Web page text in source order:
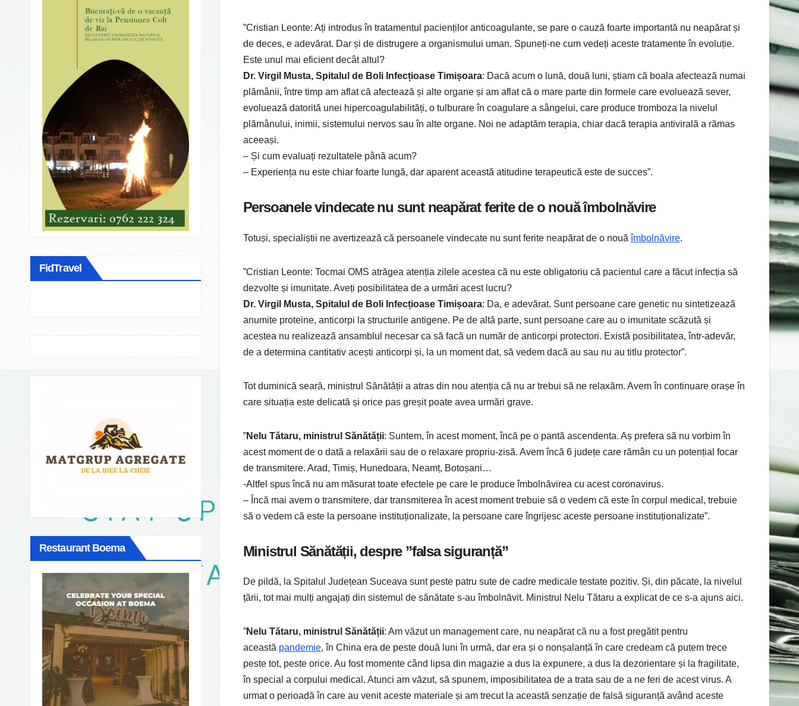
FidTravel
Restaurant Boema
”Cristian Leonte: Ați introdus în tratamentul pacienților anticoagulante, se pare o cauză foarte importantă nu neapărat și
de deces, e adevărat. Dar și de distrugere a organismului uman. Spuneți-ne cum vedeți aceste tratamente în evoluție.
Este unul mai eficient decât altul?
Dr. Virgil Musta, Spitalul de Boli Infecțioase Timișoara: Dacă acum o lună, două luni, știam că boala afectează numai
plămânii, între timp am aflat că afectează și alte organe și am aflat că o mare parte din formele care evoluează sever,
evoluează datorită unei hipercoagulabilități, o tulburare în coagulare a sângelui, care produce tromboza la nivelul
plămânului, inimii, sistemului nervos sau în alte organe. Noi ne adaptăm terapia, chiar dacă terapia antivirală a rămas
aceeași.
– Și cum evaluați rezultatele până acum?
– Experiența nu este chiar foarte lungă, dar aparent această atitudine terapeutică este de succes”.
Persoanele vindecate nu sunt neapărat ferite de o nouă îmbolnăvire
Totuși, specialiștii ne avertizează că persoanele vindecate nu sunt ferite neapărat de o nouăîmbolnăvire.
”Cristian Leonte: Tocmai OMS atrăgea atenția zilele acestea că nu este obligatoriu că pacientul care a făcut infecția să
dezvolte și imunitate. Aveți posibilitatea de a urmări acest lucru?
Dr. Virgil Musta, Spitalul de Boli Infecțioase Timișoara: Da, e adevărat. Sunt persoane care genetic nu sintetizează
anumite proteine, anticorpi la structurile antigene. Pe de altă parte, sunt persoane care au o imunitate scăzută și
acestea nu realizează ansamblul necesar ca să facă un număr de anticorpi protectori. Există posibilitatea, într-adevăr,
de a determina cantitativ acești anticorpi și, la un moment dat, să vedem dacă au sau nu au titlu protector”.
Tot duminică seară, ministrul Sănătății a atras din nou atenția că nu ar trebui să ne relaxăm. Avem în continuare orașe în
care situația este delicată și orice pas greșit poate avea urmări grave.
”Nelu Tătaru, ministrul Sănătății: Suntem, în acest moment, încă pe o pantă ascendenta. Aș prefera să nu vorbim în
acest moment de o dată a relaxării sau de o relaxare propriu-zisă. Avem încă 6 județe care rămân cu un potențial focar
de transmitere. Arad, Timiș, Hunedoara, Neamț, Botoșani…
-Altfel spus încă nu am măsurat toate efectele pe care le produce îmbolnăvirea cu acest coronavirus.
– Încă mai avem o transmitere, dar transmiterea în acest moment trebuie să o vedem că este în corpul medical, trebuie
să o vedem că este la persoane instituționalizate, la persoane care îngrijesc aceste persoane instituționalizate”.
Ministrul Sănătății, despre ”falsa siguranță”
De pildă, la Spitalul Județean Suceava sunt peste patru sute de cadre medicale testate pozitiv. Și, din păcate, la nivelul
țării, tot mai mulți angajați din sistemul de sănătate s-au îmbolnăvit. Ministrul Nelu Tătaru a explicat de ce s-a ajuns aici.
”Nelu Tătaru, ministrul Sănătății: Am văzut un management care, nu neapărat că nu a fost pregătit pentru
această pandemie, în China era de peste două luni în urmă, dar era și o nonșalanță în care credeam că putem trece
peste tot, peste orice. Au fost momente când lipsa din magazie a dus la expunere, a dus la dezorientare și la fragilitate,
în special a corpului medical. Atunci am văzut, să spunem, imposibilitatea de a trata sau de a ne feri de acest virus. A
urmat o perioadă în care au venit aceste materiale și am trecut la această senzație de falsă siguranță având aceste